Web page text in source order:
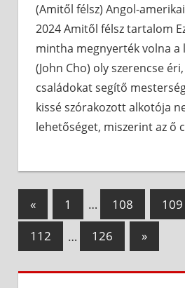
(Amitől félsz) Angol-
2024 Amitől félsz tartalom
mintha megnyerték volna
(John Cho) oly szerencse
családokat segítő
kissé szórakozott alkotója
lehetőséget, miszerint az ő
Bejegyzések
lapozása
«Previous
Posts
1 … 108 109
112
… 126
Next
Posts
»